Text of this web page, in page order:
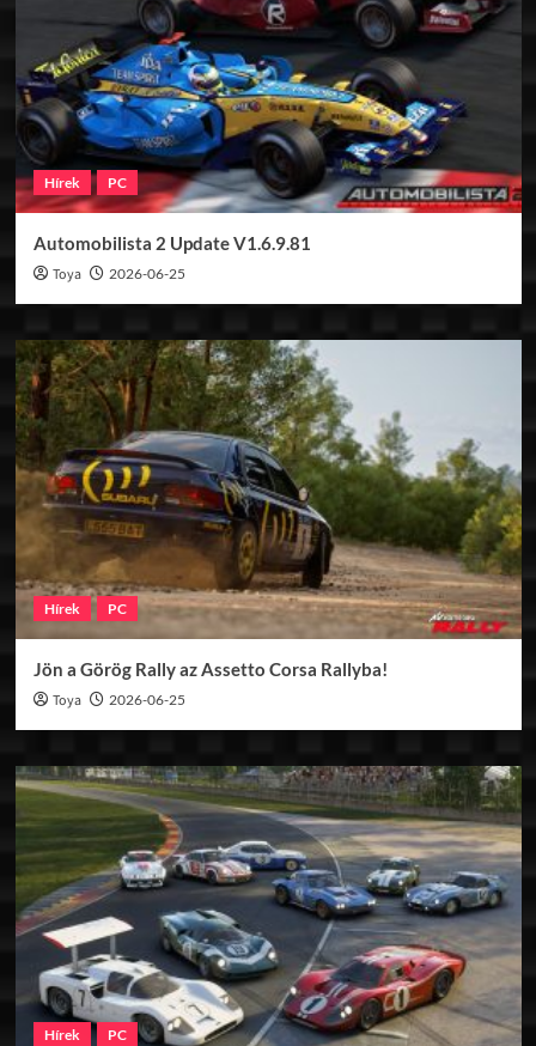
Hírek PC
Automobilista 2 Update V1.6.9.81
Toya 2026-06-25
Hírek PC
Jön a Görög Rally az Assetto Corsa Rallyba!
Toya 2026-06-25
Hírek PC